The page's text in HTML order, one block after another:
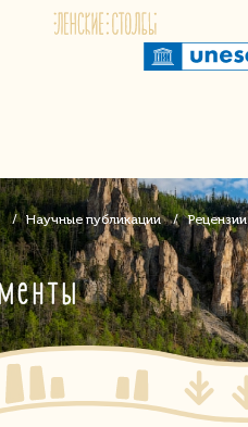
Научные публикации